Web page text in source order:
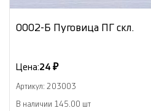
0002-Б Пуговица ПГ скл.
Цена:24 ₽
Артикул: 203003
В наличии 145.00 шт